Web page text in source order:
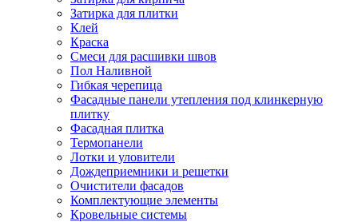
Затирка для плитки
Клей
Краска
Смеси для расшивки швов
Пол Наливной
Гибкая черепица
Фасадные панели утепления под клинкерную
плитку
Фасадная плитка
Термопанели
Лотки и уловители
Дождеприемники и решетки
Очистители фасадов
Комплектующие элементы
Кровельные системы